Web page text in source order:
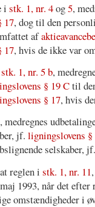
i stk. 1, nr. 4og5,
17, dog til den
af
17, hvis de ikke var
stk. 1, nr. 5 b,
§ 19 Ctil
§ 17, hvis
, medregnes
jf.ligningslovens
selskaber,
reglen i stk. 1, nr. 11
1993, når det
omstændigheder i